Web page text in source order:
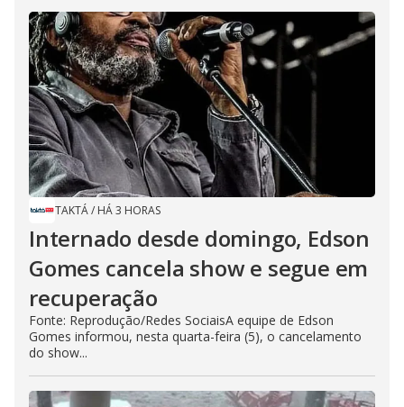
TAKTÁ/ HÁ 3 HORAS
Internado desde domingo, Edson
Gomes cancela show e segue em
recuperação
Fonte: Reprodução/Redes SociaisA equipe de Edson
Gomes informou, nesta quarta-feira (5), o cancelamento
do show...